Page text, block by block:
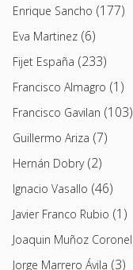
Enrique Sancho (177)
Eva Martinez (6)
Fijet España (233)
Francisco Almagro (1)
Francisco Gavilan (103)
Guillermo Ariza (7)
Hernán Dobry(2)
Ignacio Vasallo (46)
Javier Franco Rubio (1)
Joaquin Muñoz Coronel
Jorge Marrero Ávila (3)